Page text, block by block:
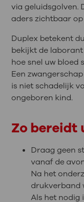
via geluidsgolven.
aders zichtbaar
Duplex betekent
bekijkt de
hoe snel uw bloed
Een
is niet schadelijk
ongeboren kind.
Zo bereidt
Draag geen
vanaf de
Na het
drukverband
Als het nodig